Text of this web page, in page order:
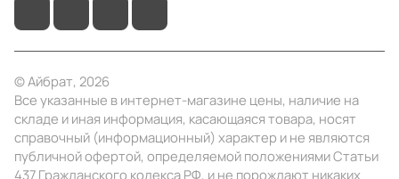
© Айбрат, 2026
Все указанные в интернет-магазине цены, наличие на
складе и иная информация, касающаяся товара, носят
справочный (информационный) характер и не являются
публичной офертой, определяемой положениями Статьи
437 Гражданского кодекса РФ, и не порождают никаких